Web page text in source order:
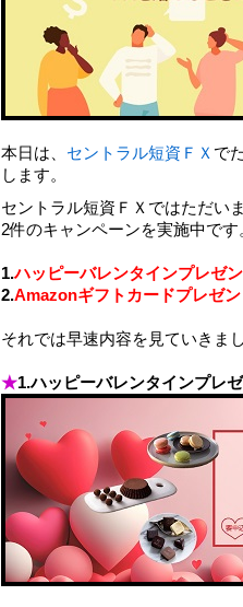
本日は、 セントラル短資ＦＸ で
します。
セントラル短資ＦＸではただい
2件のキャンペーンを実施中です
1.ハッピーバレンタインプレゼ
2.Amazonギフトカードプレゼ
それでは早速内容を見ていきま
★1.ハッピーバレンタインプレ